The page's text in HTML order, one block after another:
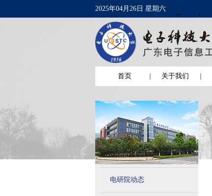
2025年04月26日 星期六
首页 关于我们
电研院动态